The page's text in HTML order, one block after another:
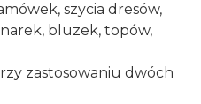
szycia dresów,
bluzek, topów,
zastosowaniu dwóch